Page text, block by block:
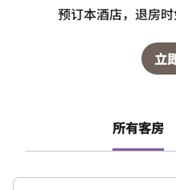
预订本酒店，退房时
立
所有客房